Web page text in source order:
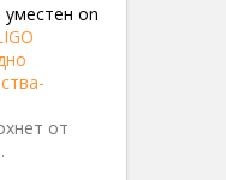
on
от